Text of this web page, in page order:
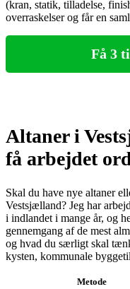
(kran, statik, tilladelse,
overraskelser og får en
Få 3
Altaner i
få arbejdet
Skal du have nye altaner
Vestsjælland? Jeg har
i indlandet i mange år, og
gennemgang af de mest
og hvad du særligt skal
kysten, kommunale
Metode